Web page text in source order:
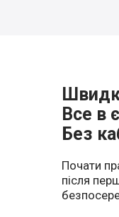
Все в
Без
Почати
після